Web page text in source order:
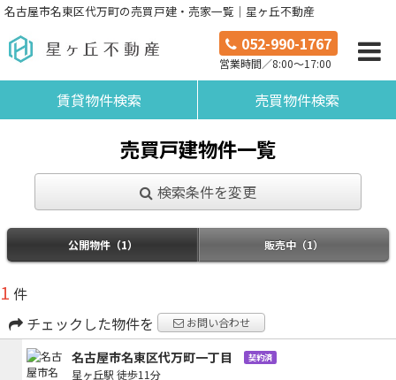
名古屋市名東区代万町の売買戸建・売家一覧｜星ヶ丘不動産
052-990-1767
営業時間／8:00～17:00
賃貸物件検索 売買物件検索
売買戸建物件一覧
検索条件を変更
公開物件（1） 販売中（1）
1 件
チェックした物件を
お問い合わせ
名古屋市名東区代万町一丁目 契約済
星ヶ丘駅 徒歩11分